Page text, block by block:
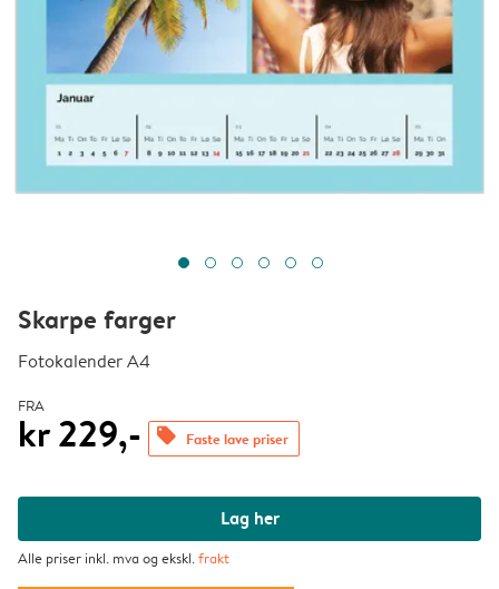
Skarpe farger
Fotokalender A4
FRA
kr 229,- offers Faste lave priser
Lag her
Alle priser inkl. mva og ekskl.frakt